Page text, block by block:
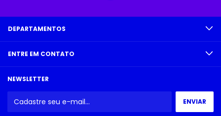
DEPARTAMENTOS
ENTRE EM CONTATO
NEWSLETTER